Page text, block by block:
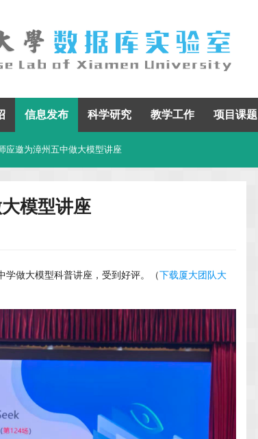
信息发布 科学研究 教学工作 项目课题
应邀为漳州五中做大模型讲座
模型讲座
做大模型科普讲座，受到好评。（下载厦大团队大